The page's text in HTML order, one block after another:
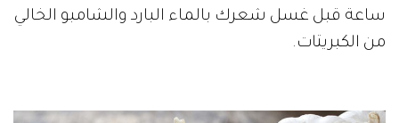
ساعة قبل غسل شعرك بالماء البارد والشامبو الخالي
من الكبريتات.